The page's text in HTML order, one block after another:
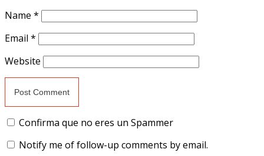
Name *
Email *
Website
Confirma que no eres un Spammer
Notify me of follow-up comments by email.